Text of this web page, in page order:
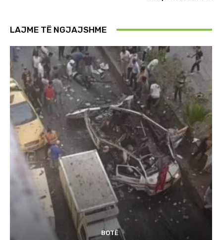
LAJME TË NGJAJSHME
BOTË